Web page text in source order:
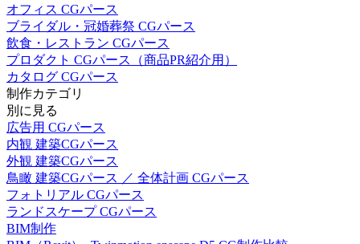
オフィス CGパース
ブライダル・冠婚葬祭 CGパース
飲食・レストラン CGパース
プロダクト CGパース（商品PR紹介用）
カタログ CGパース
制作カテゴリ
別に見る
広告用 CGパース
内観 建築CGパース
外観 建築CGパース
鳥瞰 建築CGパース ／ 全体計画 CGパース
フォトリアル CGパース
ランドスケープ CGパース
BIM制作